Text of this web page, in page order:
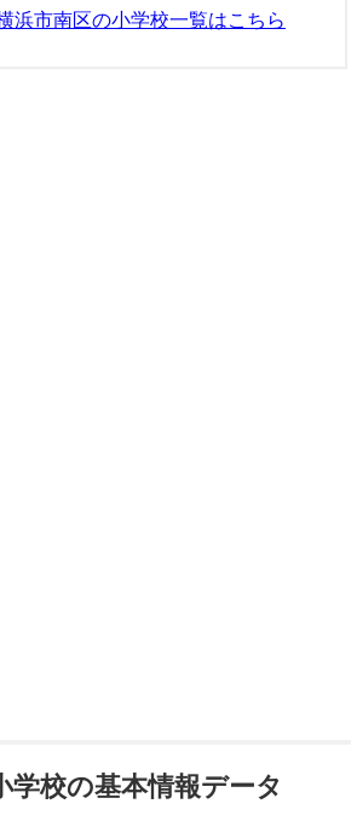
浜市南区の小学校一覧はこちら
学校の基本情報データ